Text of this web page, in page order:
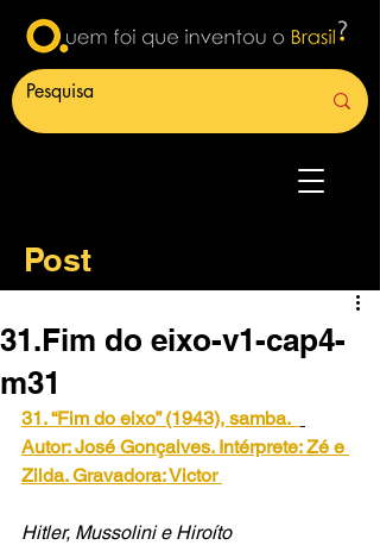
Post
31.Fim do eixo-v1-cap4-
m31
31. “Fim do eixo” (1943), samba.
Autor: José Gonçalves. Intérprete: Zé e
Zilda. Gravadora: Victor
Hitler, Mussolini e Hiroíto